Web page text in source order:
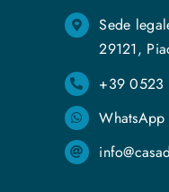
Sede
29121,
+39 0523
WhatsApp